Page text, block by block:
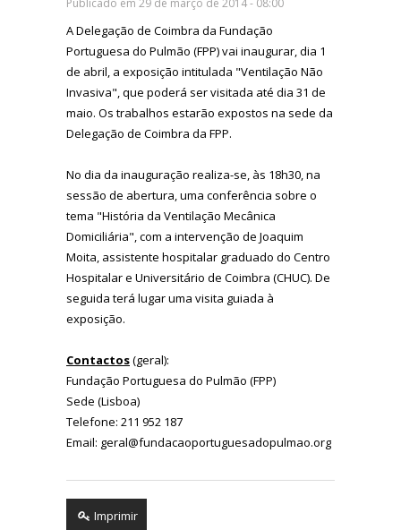
A Delegação de Coimbra da Fundação
Portuguesa do Pulmão (FPP) vai inaugurar, dia 1
de abril, a exposição intitulada "Ventilação Não
Invasiva", que poderá ser visitada até dia 31 de
maio. Os trabalhos estarão expostos na sede da
Delegação de Coimbra da FPP.
No dia da inauguração realiza-se, às 18h30, na
sessão de abertura, uma conferência sobre o
tema "História da Ventilação Mecânica
Domiciliária", com a intervenção de Joaquim
Moita, assistente hospitalar graduado do Centro
Hospitalar e Universitário de Coimbra (CHUC). De
seguida terá lugar uma visita guiada à
exposição.
Contactos(geral):
Fundação Portuguesa do Pulmão (FPP)
Sede (Lisboa)
Telefone: 211 952 187
Email: geral@fundacaoportuguesadopulmao.org
Imprimir